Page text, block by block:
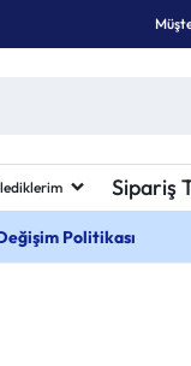
Sipariş
Politikası